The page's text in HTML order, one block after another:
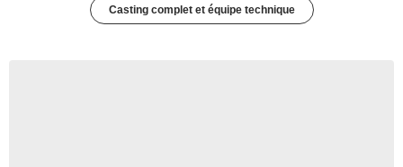
Casting complet et équipe technique